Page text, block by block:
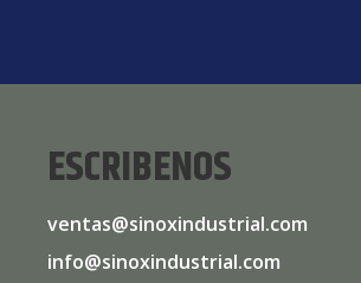
ESCRIBENOS
ventas@sinoxindustrial.com
info@sinoxindustrial.com